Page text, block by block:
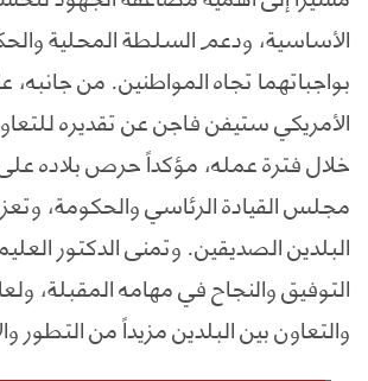
الأساسية، ودعم السلطة المحلية
بواجباتهما تجاه المواطنين. من جانبه،
الأمريكي ستيفن فاجن عن تقديره
خلال فترة عمله، مؤكداً حرص بلاده
مجلس القيادة الرئاسي والحكومة،
البلدين الصديقين. وتمنى الدكتور
التوفيق والنجاح في مهامه المقبلة،
والتعاون بين البلدين مزيداً من التطور